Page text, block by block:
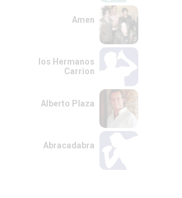
Amen
los Hermanos
Carrion
Alberto Plaza
Abracadabra